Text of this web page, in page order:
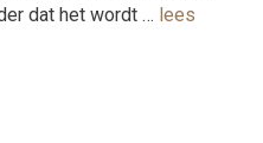
dat het wordt … lees